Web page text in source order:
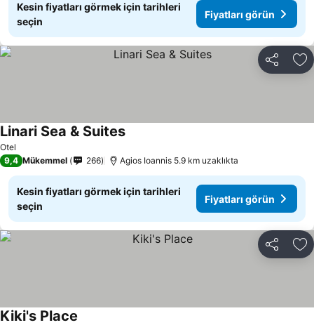
Kesin fiyatları görmek için tarihleri
seçin
Fiyatları görün
Paylaş
Otel
Linari Sea & SuitesFiyatları görün
9,4 Mükemmel 266 Agios Ioannis 5.9 km uzaklıkta
Kesin fiyatları görmek için tarihleri
seçin
Fiyatları görün
Paylaş
Kiki's Place